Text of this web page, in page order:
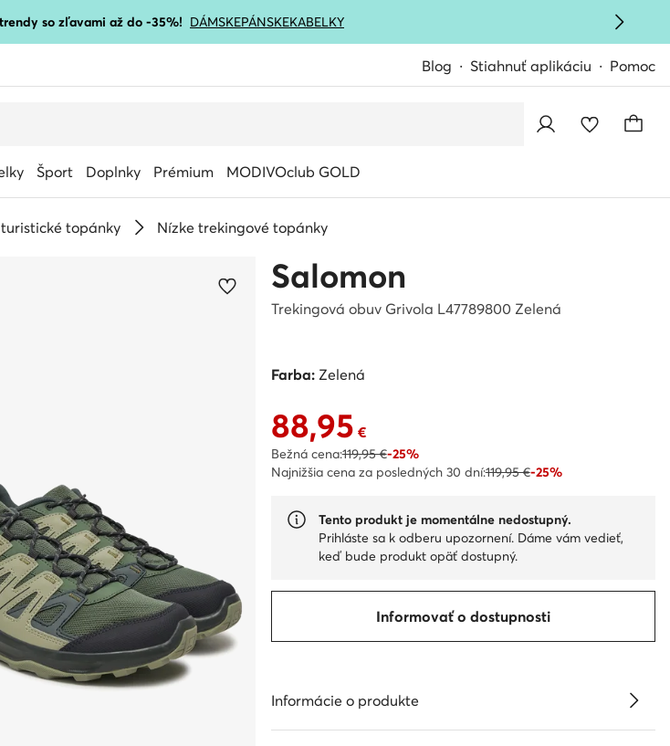
so zľavami až do -35%! DÁMSKEPÁNSKEKABELKY
Blog Stiahnuť aplikáciu Pomoc
Šport Doplnky Prémium MODIVOclub GOLD
topánky Nízke trekingové topánky
Salomon
Trekingová obuv Grivola L47789800 Zelená
Farba:Zelená
Aktuálna cena 88,95 €
88,95 €
Bežná cena:119,95 €-25%
Najnižšia cena za posledných 30 dní:119,95 €-25%
Tento produkt je momentálne nedostupný.
Prihláste sa k odberu upozornení. Dáme vám vedieť,
keď bude produkt opäť dostupný.
Informovať o dostupnosti
Informácie o produkte